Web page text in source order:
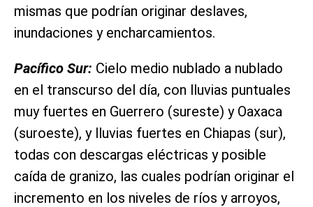
mismas que podrían originar deslaves,
inundaciones y encharcamientos.
Pacífico Sur: Cielo medio nublado a nublado
en el transcurso del día, con lluvias puntuales
muy fuertes en Guerrero (sureste) y Oaxaca
(suroeste), y lluvias fuertes en Chiapas (sur),
todas con descargas eléctricas y posible
caída de granizo, las cuales podrían originar el
incremento en los niveles de ríos y arroyos,